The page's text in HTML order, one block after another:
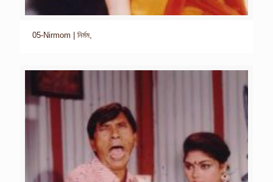
05-Nirmom | নির্মম,